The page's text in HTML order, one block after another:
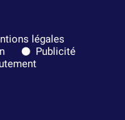
légales
Publicité